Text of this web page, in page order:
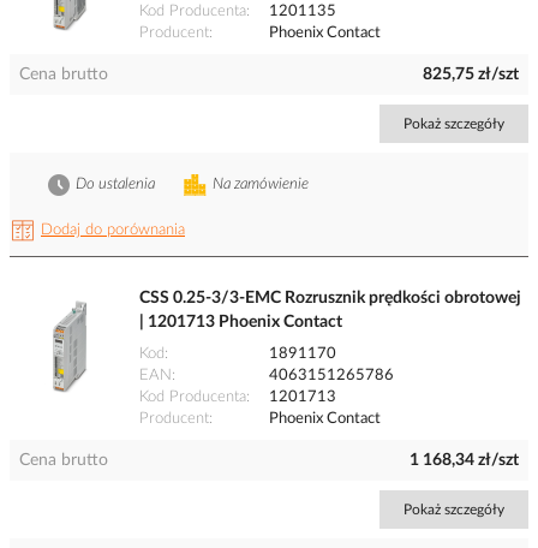
Kod Producenta
1201135
Producent
Phoenix Contact
Cena brutto 825,75 zł/szt
Pokaż szczegóły
Dodaj do porównania
Na zamówienie
Do ustalenia
CSS 0.25-3/3-EMC Rozrusznik prędkości obrotowej
| 1201713 Phoenix Contact
Kod
1891170
EAN
4063151265786
Kod Producenta
1201713
Producent
Phoenix Contact
Cena brutto 1 168,34 zł/szt
Pokaż szczegóły